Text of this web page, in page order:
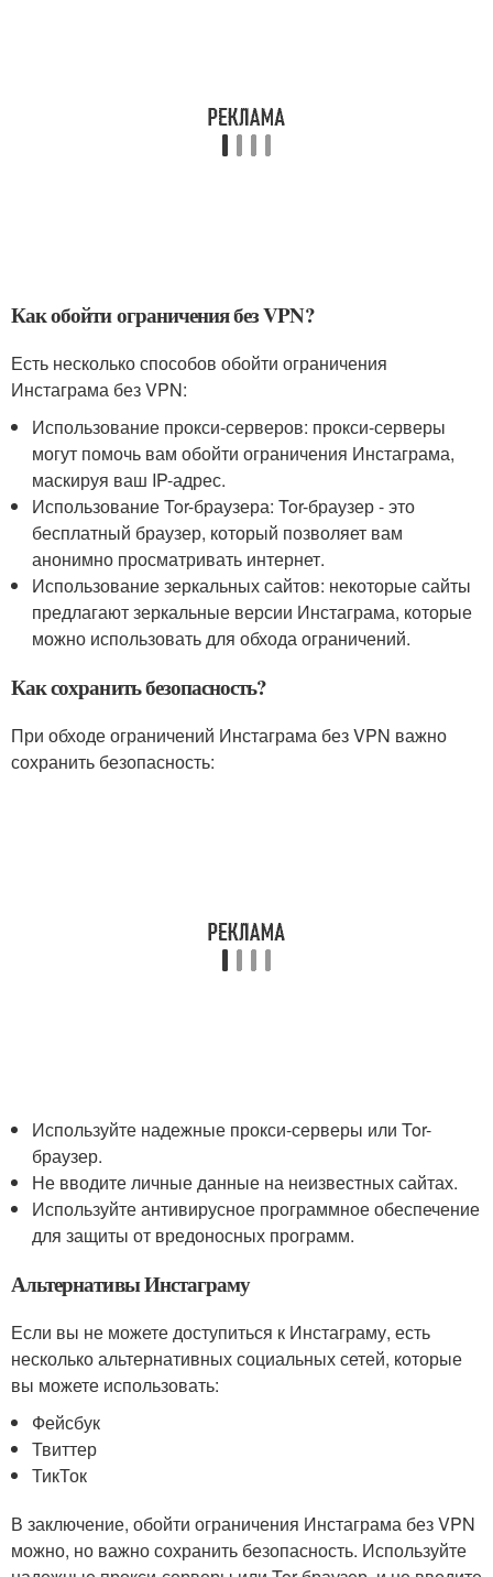
Как обойти ограничения без VPN?
Есть несколько способов обойти ограничения
Инстаграма без VPN:
Использование прокси-серверов: прокси-серверы
могут помочь вам обойти ограничения Инстаграма,
маскируя ваш IP-адрес.
Использование Tor-браузера: Tor-браузер - это
бесплатный браузер, который позволяет вам
анонимно просматривать интернет.
Использование зеркальных сайтов: некоторые сайты
предлагают зеркальные версии Инстаграма, которые
можно использовать для обхода ограничений.
Как сохранить безопасность?
При обходе ограничений Инстаграма без VPN важно
сохранить безопасность:
Используйте надежные прокси-серверы или Tor-
браузер.
Не вводите личные данные на неизвестных сайтах.
Используйте антивирусное программное обеспечение
для защиты от вредоносных программ.
Альтернативы Инстаграму
Если вы не можете доступиться к Инстаграму, есть
несколько альтернативных социальных сетей, которые
вы можете использовать:
Фейсбук
Твиттер
ТикТок
В заключение, обойти ограничения Инстаграма без VPN
можно, но важно сохранить безопасность. Используйте